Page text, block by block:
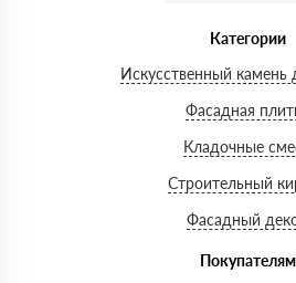
Категории
Искусственный камень
Фасадная
Кладочные
Строительный
Фасадный
Покупателям